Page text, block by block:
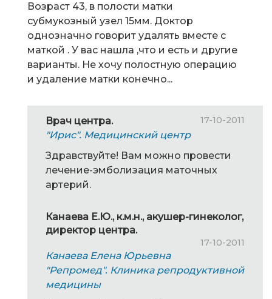
Возраст 43, в полости матки
субмукозный узел 15мм. Доктор
однозначно говорит удалять вместе с
маткой . У вас нашла ,что и есть и другие
варианты. Не хочу полостную операцию
и удаление матки конечно...
Врач центра. 17-10-2011
"Ирис". Медицинский центр
Здравствуйте! Вам можно провести
лечение-эмболизация маточных
артерий.
Канаева Е.Ю., к.м.н., акушер-гинеколог,
директор центра.
17-10-2011
Канаева Елена Юрьевна
"Репромед". Клиника репродуктивной
медицины